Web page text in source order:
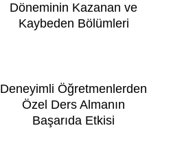
Döneminin Kazanan ve
Kaybeden Bölümleri
Deneyimli Öğretmenlerden
Özel Ders Almanın
Başarıda Etkisi